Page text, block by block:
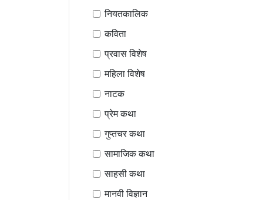
नियतकालिक
कविता
प्रवास विशेष
महिला विशेष
नाटक
प्रेम कथा
गुप्तचर कथा
सामाजिक कथा
साहसी कथा
मानवी विज्ञान